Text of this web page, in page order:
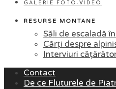
GALERIE FOTO-VIDEO
RESURSE MONTANE
Săli de escaladă
Cărți despre
Interviuri
Contact
De ce Fluturele de